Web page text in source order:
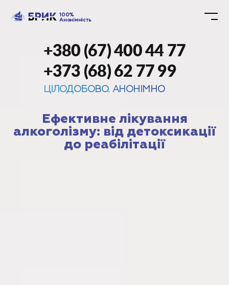
100%
Анонімність
+380 (67) 400 44 77
+373 (68) 62 77 99
ЦІЛОДОБОВО. АНОНІМНО
Ефективне лікування
алкоголізму: від детоксикації
до реабілітації